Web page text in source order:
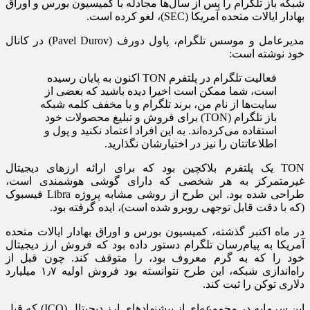
شبکه باز تلگرام را پس از سال‌ها مجادله با کمیسیون بورس و اوراق
بهادار ایالات متحده آمریکا (SEC)، لغو کرده است.
مدیرعامل و موسس تلگرام، پاول دورف (Pavel Durov) در کانال
خود نوشته است:
فعالیت تلگرام در پلتفرم TON اکنون به پایان رسیده
است، شما ممکن است اخیرا دیده باشید که بعضی از
سایت‌ها از نام من، برند تلگرام و یا مخفف کلمه شبکه
باز تلگرام (TON) برای فروش و تبلیغ محصولات خود
استفاده می‌کرده‌اند. به این افراد اعتماد نکنید و پول و
اطلاعاتتان را نیز در اختیارشان نگذارید.
TON یک پلتفرم بلاکچین بود که برای ارائه ارزهای دیجیتال
غیرمتمرکز به هر شخصی که دارای گوشی هوشمندی است،
طراحی شده بود. این طرح از روشی مشابه پروژه Libra فیسبوک
(که با دقت قابل توجهی روبرو شده است)، ایده گرفته بود.
در ماه اکتبر گذشته، کمیسیون بورس و اوراق بهادار ایالات متحده
آمریکا به پیام‌رسان تلگرام دستور داده بود که فروش ارز دیجیتال
خود را که به گرم معروف بود، را متوقف کند. چون قبل از
راه‌اندازی شبکه، این طرح نتوانسته بود فروش اولیه ۱٫۷ میلیارد
دلاری توکن را ثبت کند.